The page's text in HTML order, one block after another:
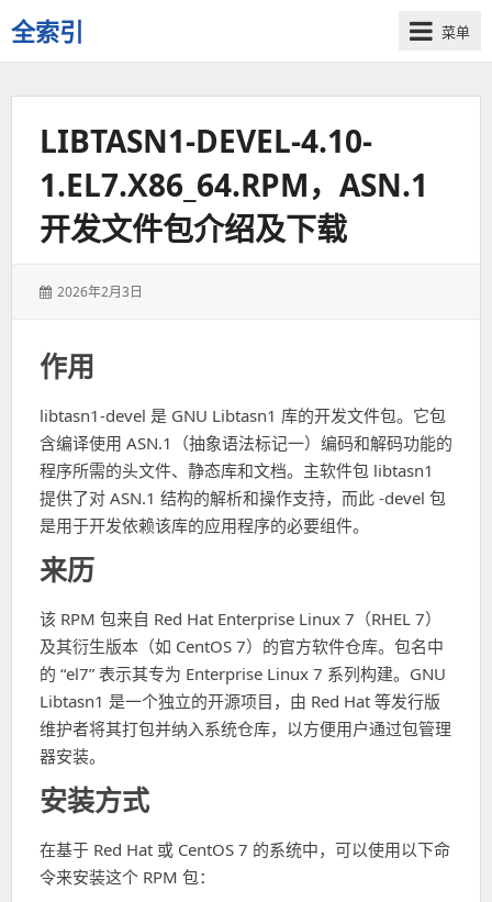
全索引
一
些
菜单
LIBTASN1-DEVEL-4.10-
1.EL7.X86_64.RPM，ASN.1
开发文件包介绍及下载
发
2026年2月3日
作用
libtasn1-devel 是 GNU Libtasn1 库的开发文件包。它包
含编译使用 ASN.1（抽象语法标记一）编码和解码功能的
程序所需的头文件、静态库和文档。主软件包 libtasn1
提供了对 ASN.1 结构的解析和操作支持，而此 -devel 包
是用于开发依赖该库的应用程序的必要组件。
来历
该 RPM 包来自 Red Hat Enterprise Linux 7（RHEL 7）
及其衍生版本（如 CentOS 7）的官方软件仓库。包名中
的 “el7” 表示其专为 Enterprise Linux 7 系列构建。GNU
Libtasn1 是一个独立的开源项目，由 Red Hat 等发行版
维护者将其打包并纳入系统仓库，以方便用户通过包管理
器安装。
安装方式
在基于 Red Hat 或 CentOS 7 的系统中，可以使用以下命
令来安装这个 RPM 包：